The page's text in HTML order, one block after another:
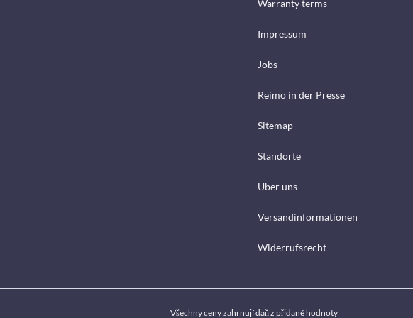
Warranty terms
Impressum
Jobs
Reimo in der Presse
Sitemap
Standorte
Über uns
Versandinformationen
Widerrufsrecht
Všechny ceny zahrnují daň z přidané hodnoty